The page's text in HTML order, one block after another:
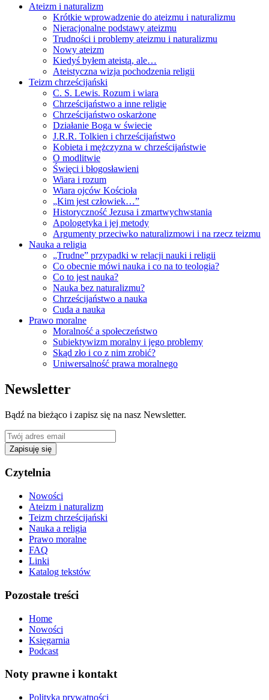
Ateizm i naturalizm
Krótkie wprowadzenie do ateizmu i naturalizmu
Nieracjonalne podstawy ateizmu
Trudności i problemy ateizmu i naturalizmu
Nowy ateizm
Kiedyś byłem ateistą, ale…
Ateistyczna wizja pochodzenia religii
Teizm chrześcijański
C. S. Lewis. Rozum i wiara
Chrześcijaństwo a inne religie
Chrześcijaństwo oskarżone
Działanie Boga w świecie
J.R.R. Tolkien i chrześcijaństwo
Kobieta i mężczyzna w chrześcijaństwie
O modlitwie
Święci i błogosławieni
Wiara i rozum
Wiara ojców Kościoła
„Kim jest człowiek…”
Historyczność Jezusa i zmartwychwstania
Apologetyka i jej metody
Argumenty przeciwko naturalizmowi i na rzecz teizmu
Nauka a religia
„Trudne” przypadki w relacji nauki i religii
Co obecnie mówi nauka i co na to teologia?
Co to jest nauka?
Nauka bez naturalizmu?
Chrześcijaństwo a nauka
Cuda a nauka
Prawo moralne
Moralność a społeczeństwo
Subiektywizm moralny i jego problemy
Skąd zło i co z nim zrobić?
Uniwersalność prawa moralnego
Newsletter
Bądź na bieżąco i zapisz się na nasz Newsletter.
Zapisuję się
Czytelnia
Nowości
Ateizm i naturalizm
Teizm chrześcijański
Nauka a religia
Prawo moralne
FAQ
Linki
Katalog tekstów
Pozostałe treści
Home
Nowości
Księgarnia
Podcast
Noty prawne i kontakt
Polityka prywatności